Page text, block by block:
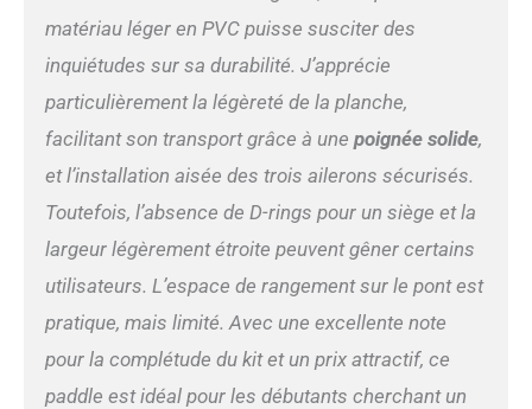
matériau léger en PVC puisse susciter des
inquiétudes sur sa durabilité. J’apprécie
particulièrement la légèreté de la planche,
facilitant son transport grâce à une poignée solide,
et l’installation aisée des trois ailerons sécurisés.
Toutefois, l’absence de D-rings pour un siège et la
largeur légèrement étroite peuvent gêner certains
utilisateurs. L’espace de rangement sur le pont est
pratique, mais limité. Avec une excellente note
pour la complétude du kit et un prix attractif, ce
paddle est idéal pour les débutants cherchant un